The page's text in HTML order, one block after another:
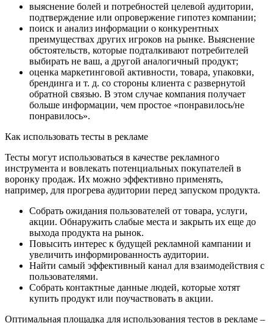
выяснение болей и потребностей целевой аудитории,
подтверждение или опровержение гипотез компании;
поиск и анализ информации о конкурентных
преимуществах других игроков на рынке. Выяснение
обстоятельств, которые подталкивают потребителей
выбирать не ваш, а другой аналогичный продукт;
оценка маркетинговой активности, товара, упаковки,
брендинга и т. д. со стороны клиента с развернутой
обратной связью. В этом случае компания получает
больше информации, чем простое «понравилось/не
понравилось».
Как использовать тесты в рекламе
Тесты могут использоваться в качестве рекламного
инструмента и вовлекать потенциальных покупателей в
воронку продаж. Их можно эффективно применять,
например, для прогрева аудитории перед запуском продукта.
Собрать ожидания пользователей от товара, услуги,
акции. Обнаружить слабые места и закрыть их еще до
выхода продукта на рынок.
Повысить интерес к будущей рекламной кампании и
увеличить информированность аудитории.
Найти самый эффективный канал для взаимодействия с
пользователями.
Собрать контактные данные людей, которые хотят
купить продукт или поучаствовать в акции.
Оптимальная площадка для использования тестов в рекламе –